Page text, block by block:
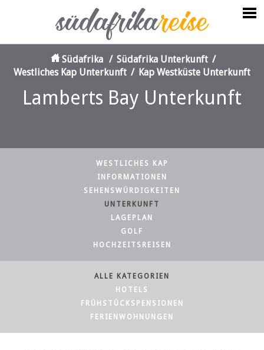
Lamberts Bay Unterkunft
Südafrika / Südafrika Unterkunft /
Westliches Kap Unterkunft / Kap Westküste Unterkunft
WESTLICHES KAP
INFORMATIONEN
SEHENSWÜRDIGKEITEN
UNTERKUNFT
LAGEPLAN
GOLF
HOCHZEITSREISEN
ALLE KATEGORIEN
HOTELS
FRÜHSTÜCKSPENSIONEN
FERIENWOHNUNGEN